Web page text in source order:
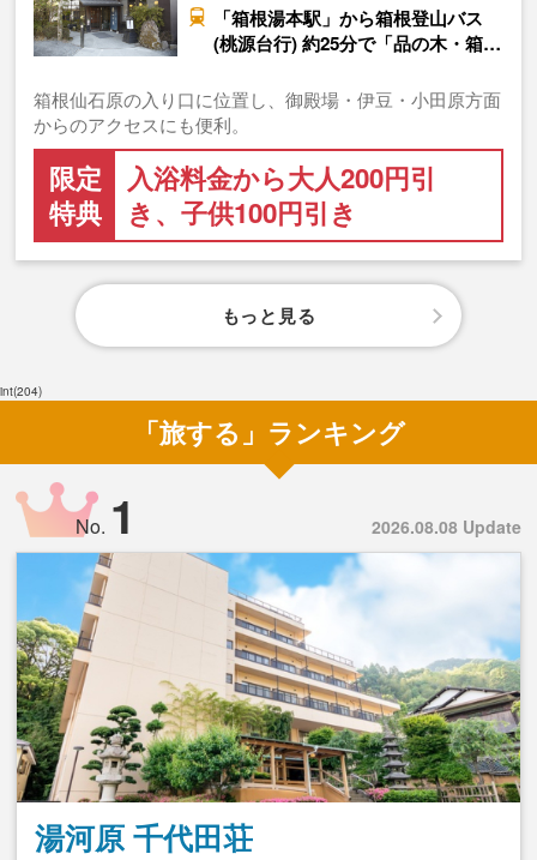
「箱根湯本駅」から箱根登山バス
(桃源台行) 約25分で「品の木・箱…
箱根仙石原の入り口に位置し、御殿場・伊豆・小田原方面
からのアクセスにも便利。
限定
特典
入浴料金から大人200円引
き、子供100円引き
もっと見る
int(204)
「旅する」ランキング
2026.08.08 Update
No. 1
湯河原 千代田荘